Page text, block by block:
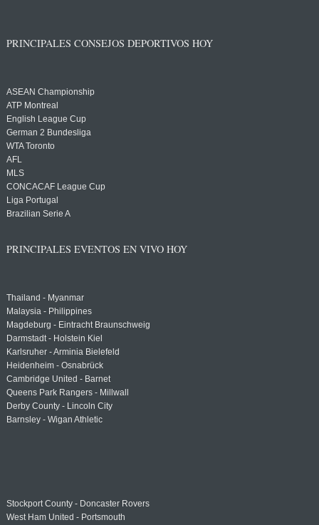
PRINCIPALES CONSEJOS DEPORTIVOS HOY
ASEAN Championship
ATP Montreal
English League Cup
German 2 Bundesliga
WTA Toronto
AFL
MLS
CONCACAF League Cup
Liga Portugal
Brazilian Serie A
PRINCIPALES EVENTOS EN VIVO HOY
Thailand - Myanmar
Malaysia - Philippines
Magdeburg - Eintracht Braunschweig
Darmstadt - Holstein Kiel
Karlsruher - Arminia Bielefeld
Heidenheim - Osnabrück
Cambridge United - Barnet
Queens Park Rangers - Millwall
Derby County - Lincoln City
Barnsley - Wigan Athletic
Stockport County - Doncaster Rovers
West Ham United - Portsmouth